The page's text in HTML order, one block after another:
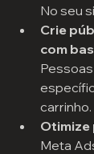
No seu
Crie
com
carrinho.
Otimize
Meta